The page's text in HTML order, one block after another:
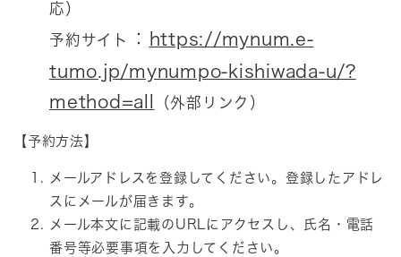
応）
予約サイト ：
https://mynum.e-
tumo.jp/mynumpo-kishiwada-u/?
method=all​
（外部リンク）
【予約方法】
メールアドレスを登録してください。 登録したアドレ
スにメールが届きます。
メール本文に記載のURLにアクセスし、氏名・電話
番号等必要事項を入力してください。